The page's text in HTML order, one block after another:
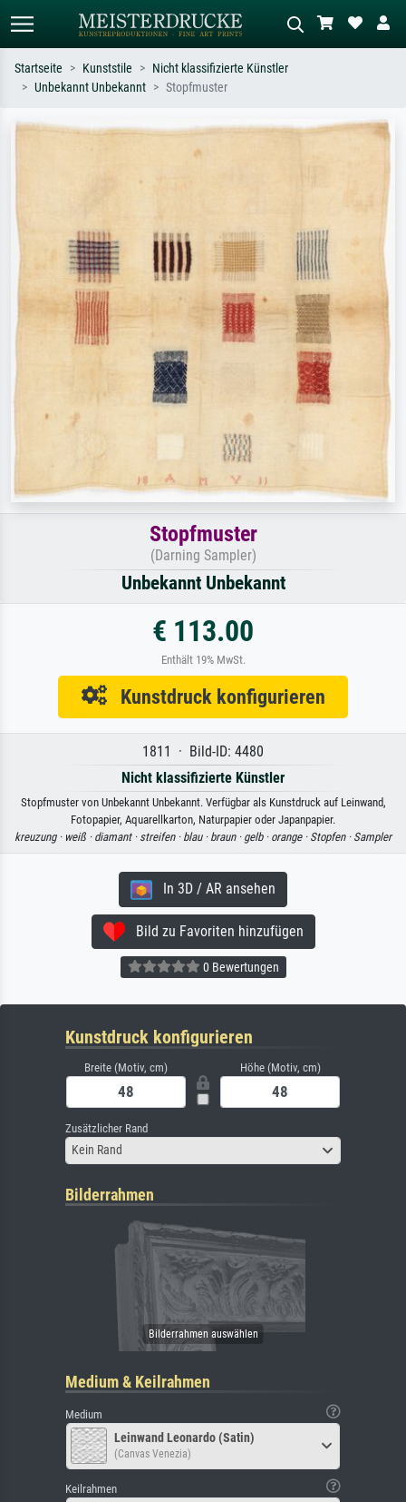
Suchen Sie nach Künstlern, Werktiteln
Beschreiben Sie die Szene – z.B. Grüne
Startseite Kunststile
Nicht klassifizierte Künstler
Unbekannt Unbekannt
Stopfmuster
Stopfmuster
(Darning Sampler)
Unbekannt Unbekannt
€ 113.00
Enthält 19% MwSt.
Kunstdruck konfigurieren
1811 · Bild-ID: 4480
Nicht klassifizierte Künstler
Stopfmuster von Unbekannt Unbekannt. Verfügbar als Kunstdruck auf Leinwand,
Fotopapier, Aquarellkarton, Naturpapier oder Japanpapier.
kreuzung · weiß · diamant · streifen · blau · braun · gelb · orange · Stopfen · Sampler
In 3D / AR ansehen
Bild zu Favoriten hinzufügen
0 Bewertungen
Kunstdruck konfigurieren
Breite (Motiv, cm) Höhe (Motiv, cm)
Zusätzlicher Rand
Kein Rand
Bilderrahmen
Medium & Keilrahmen
Medium
Leinwand Leonardo (Satin)
(Canvas Venezia)
Keilrahmen